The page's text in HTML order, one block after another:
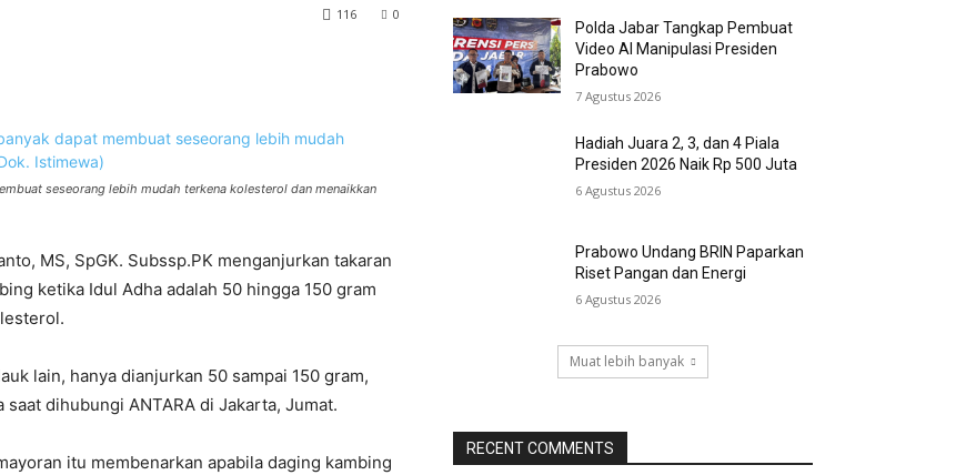
0
116
seseorang lebih mudah terkena kolesterol dan menaikkan
MS, SpGK. Subssp.PK menganjurkan takaran
ketika Idul Adha adalah 50 hingga 150 gram
lain, hanya dianjurkan 50 sampai 150 gram,
dihubungi ANTARA di Jakarta, Jumat.
itu membenarkan apabila daging kambing
Polda Jabar Tangkap Pembuat
Video AI Manipulasi Presiden
Prabowo
7 Agustus 2026
Hadiah Juara 2, 3, dan 4 Piala
Presiden 2026 Naik Rp 500 Juta
6 Agustus 2026
Prabowo Undang BRIN Paparkan
Riset Pangan dan Energi
6 Agustus 2026
Muat lebih banyak
RECENT COMMENTS